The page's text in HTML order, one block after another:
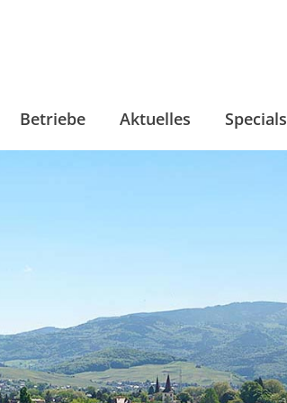
Betriebe Aktuelles Specials